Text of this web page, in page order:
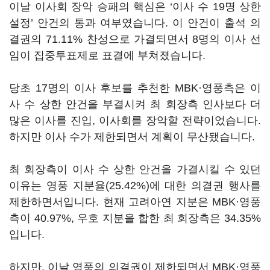
이날 이사회 장악 승패의 핵심은 ‘이사 수 19명 상한
설정’ 안건의 통과 여부였습니다. 이 안건이 출석 의
결권의 71.11% 찬성으로 가결되면서 8명의 이사 선
임이 집중투표제로 표결에 부쳐졌습니다.
당초 17명의 이사 후보를 추천한 MBK·영풍측은 이
사 수 상한 안건을 부결시켜 최 회장측 인사보다 더
많은 이사를 진입, 이사회를 장악할 전략이었습니다.
하지만 이사 수가 제한되면서 계획이 무산됐습니다.
최 회장측이 이사 수 상한 안건을 가결시킬 수 있던
이유는 영풍 지분율(25.42%)에 대한 의결권 행사를
제한하면서입니다. 현재 고려아연 지분은 MBK·영풍
측이 40.97%, 우호 지분을 합한 최 회장측은 34.35%
입니다.
하지만, 이날 영풍의 의결권이 제한되면서 MBK·영풍